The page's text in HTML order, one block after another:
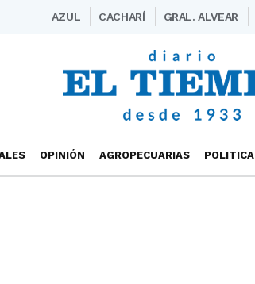
AZUL CACHARÍ GRAL. ALVEAR
OPINIÓN AGROPECUARIAS POLITICA